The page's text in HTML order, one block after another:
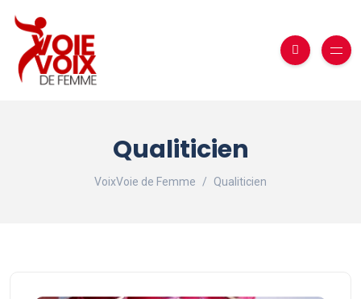
Qualiticien
VoixVoie de Femme Qualiticien